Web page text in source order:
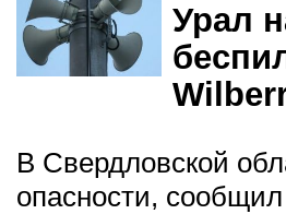
Урал
В Свердловской
опасности,